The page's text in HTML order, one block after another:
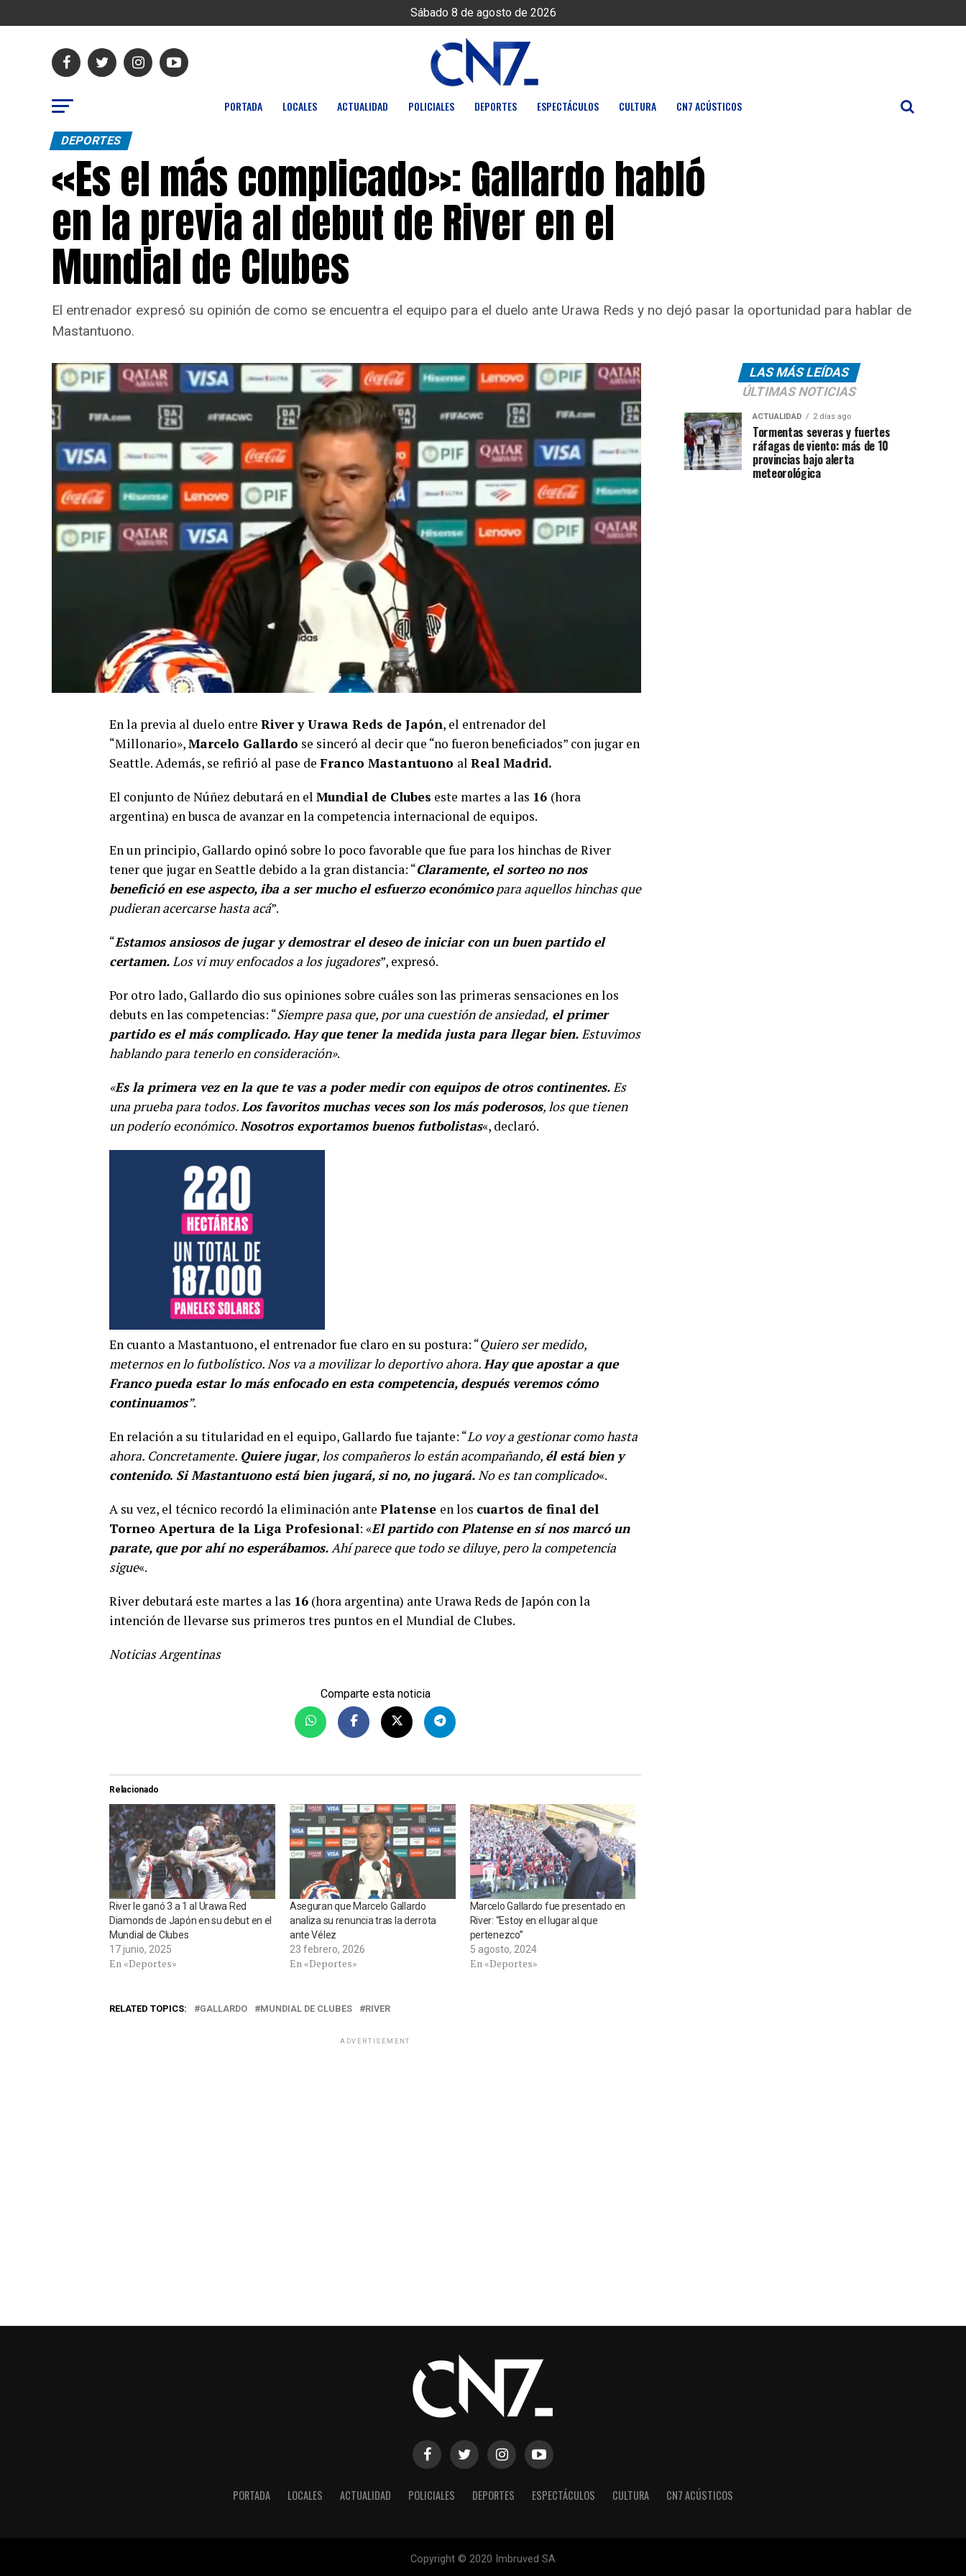
Sábado 8 de agosto de 2026
PORTADA LOCALES ACTUALIDAD POLICIALES DEPORTES ESPECTÁCULOS CULTURA CN7 ACÚSTICOS
DEPORTES
«Es el más complicado»: Gallardo habló
en la previa al debut de River en el
Mundial de Clubes
El entrenador expresó su opinión de como se encuentra el equipo para el duelo ante Urawa Reds y no dejó pasar la oportunidad para hablar de
Mastantuono.
En la previa al duelo entre Rivery Urawa Reds de Japón, el entrenador del
“Millonario»,Marcelo Gallardo se sinceró al decir que “no fueron beneficiados” con jugar en
Seattle. Además, se refirió al pase de Franco Mastantuono al Real Madrid.
El conjunto de Núñez debutará en el Mundial de Clubes este martes a las 16 (hora
argentina) en busca de avanzar en la competencia internacional de equipos.
En un principio, Gallardo opinó sobre lo poco favorable que fue para los hinchas de River
tener que jugar en Seattle debido a la gran distancia: “Claramente, el sorteo no nos
benefició en ese aspecto, iba a ser mucho el esfuerzo económicopara aquellos hinchas que
pudieran acercarse hasta acá”.
“Estamos ansiosos de jugar y demostrar el deseo de iniciar con un buen partido el
certamen.Los vi muy enfocados a los jugadores”, expresó.
Por otro lado, Gallardo dio sus opiniones sobre cuáles son las primeras sensaciones en los
debuts en las competencias: “Siempre pasa que, por una cuestión de ansiedad, el primer
partido es el más complicado. Hay que tener la medida justa para llegar bien.Estuvimos
hablando para tenerlo en consideración».
«Es la primera vez en la que te vas a poder medir con equipos de otros continentes.Es
una prueba para todos.Los favoritos muchas veces son los más poderosos, los que tienen
un poderío económico.Nosotros exportamos buenos futbolistas«, declaró.
En cuanto a Mastantuono, el entrenador fue claro en su postura: “Quiero ser medido,
meternos en lo futbolístico. Nos va a movilizar lo deportivo ahora.Hay que apostar a que
Franco pueda estar lo más enfocado en esta competencia, después veremos cómo
continuamos”.
En relación a su titularidad en el equipo, Gallardo fue tajante: “Lo voy a gestionar como hasta
ahora. Concretamente. Quiere jugar, los compañeros lo están acompañando, él está bien y
contenido. Si Mastantuono está bien jugará, si no, no jugará.No es tan complicado«.
A su vez, el técnico recordó la eliminación ante Platense en los cuartos de final del
Torneo Apertura de la Liga Profesional: «El partido con Platense en sí nos marcó un
parate, que por ahí no esperábamos.Ahí parece que todo se diluye, pero la competencia
sigue«.
River debutará este martes a las 16 (hora argentina) ante Urawa Reds de Japón con la
intención de llevarse sus primeros tres puntos en el Mundial de Clubes.
Noticias Argentinas
Comparte esta noticia
Relacionado
River le ganó 3 a 1 al Urawa Red
Diamonds de Japón en su debut en el
Mundial de Clubes
17 junio, 2025
En «Deportes»
Aseguran que Marcelo Gallardo
analiza su renuncia tras la derrota
ante Vélez
23 febrero, 2026
En «Deportes»
Marcelo Gallardo fue presentado en
River: “Estoy en el lugar al que
pertenezco”
5 agosto, 2024
En «Deportes»
RELATED TOPICS: GALLARDO MUNDIAL DE CLUBES RIVER
ADVERTISEMENT
LAS MÁS LEÍDAS
ÚLTIMAS NOTICIAS
ACTUALIDAD 2 días ago
Tormentas severas y fuertes
ráfagas de viento: más de 10
provincias bajo alerta
meteorológica
PORTADA LOCALES ACTUALIDAD POLICIALES DEPORTES ESPECTÁCULOS CULTURA CN7 ACÚSTICOS
Copyright © 2020 Imbruved SA